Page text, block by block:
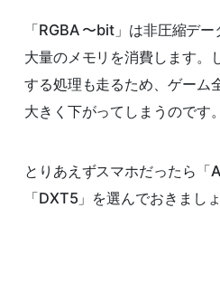
「RGBA 〜bit」は非圧縮デ
大量のメモリを消費します。
する処理も走るため、ゲーム
大きく下がってしまうのです。
とりあえずスマホだったら「
「DXT5」を選んでおきましょ